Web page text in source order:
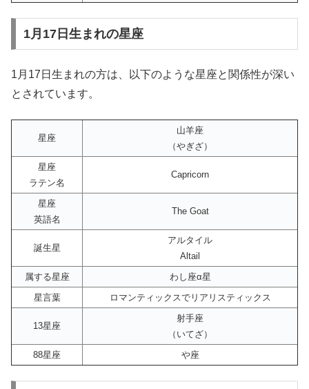
1月17日生まれの星座
1月17日生まれの方は、以下のような星座と関係性が深い
とされています。
星座
山羊座
（やぎざ）
星座
ラテン名
Capricorn
星座
英語名
The Goat
誕生星
アルタイル
Altail
属する星座
わし座α星
星言葉
ロマンティックスでリアリスティックス
13星座
射手座
（いてざ）
88星座
や座